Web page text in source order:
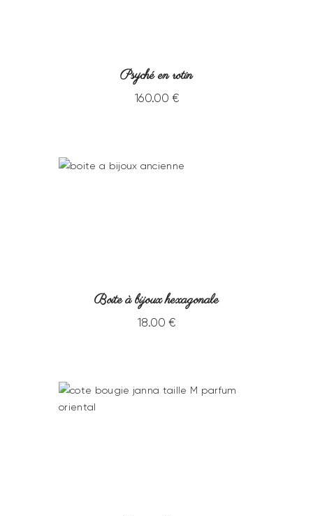
Psyché en rotin
160.00 €
Boite à bijoux hexagonale
18.00 €